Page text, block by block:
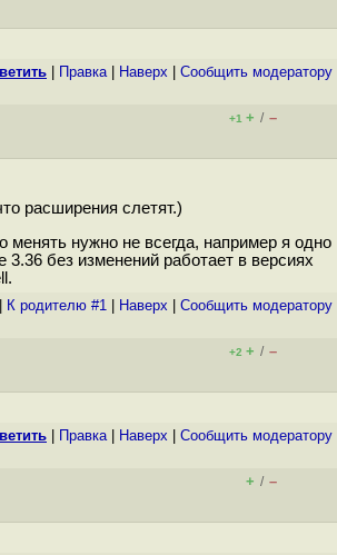
Правка| Наверх Cообщить модератору
+1 + / –
расширения слетят.)
нужно не всегда, например я одно
без изменений работает в версиях
К родителю #1 Наверх Cообщить модератору
+2 + / –
Правка| Наверх Cообщить модератору
+ / –